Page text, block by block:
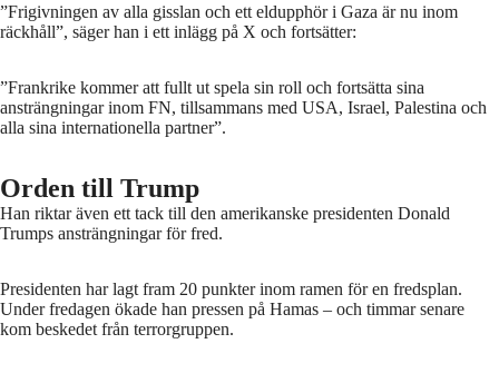
”Frigivningen av alla gisslan och ett eldupphör i Gaza är nu inom
räckhåll”, säger han i ett inlägg på X och fortsätter:
”Frankrike kommer att fullt ut spela sin roll och fortsätta sina
ansträngningar inom FN, tillsammans med USA, Israel, Palestina och
alla sina internationella partner”.
Orden till Trump
Han riktar även ett tack till den amerikanske presidenten Donald
Trumps ansträngningar för fred.
Presidenten har lagt fram 20 punkter inom ramen för en fredsplan.
Under fredagen ökade han pressen på Hamas – och timmar senare
kom beskedet från terrorgruppen.